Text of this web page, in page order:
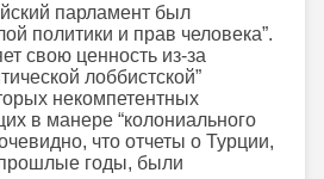
парламент был
политики и прав человека”.
свою ценность из-за
лоббистской”
некомпетентных
в манере “колониального
что отчеты о Турции,
годы, были